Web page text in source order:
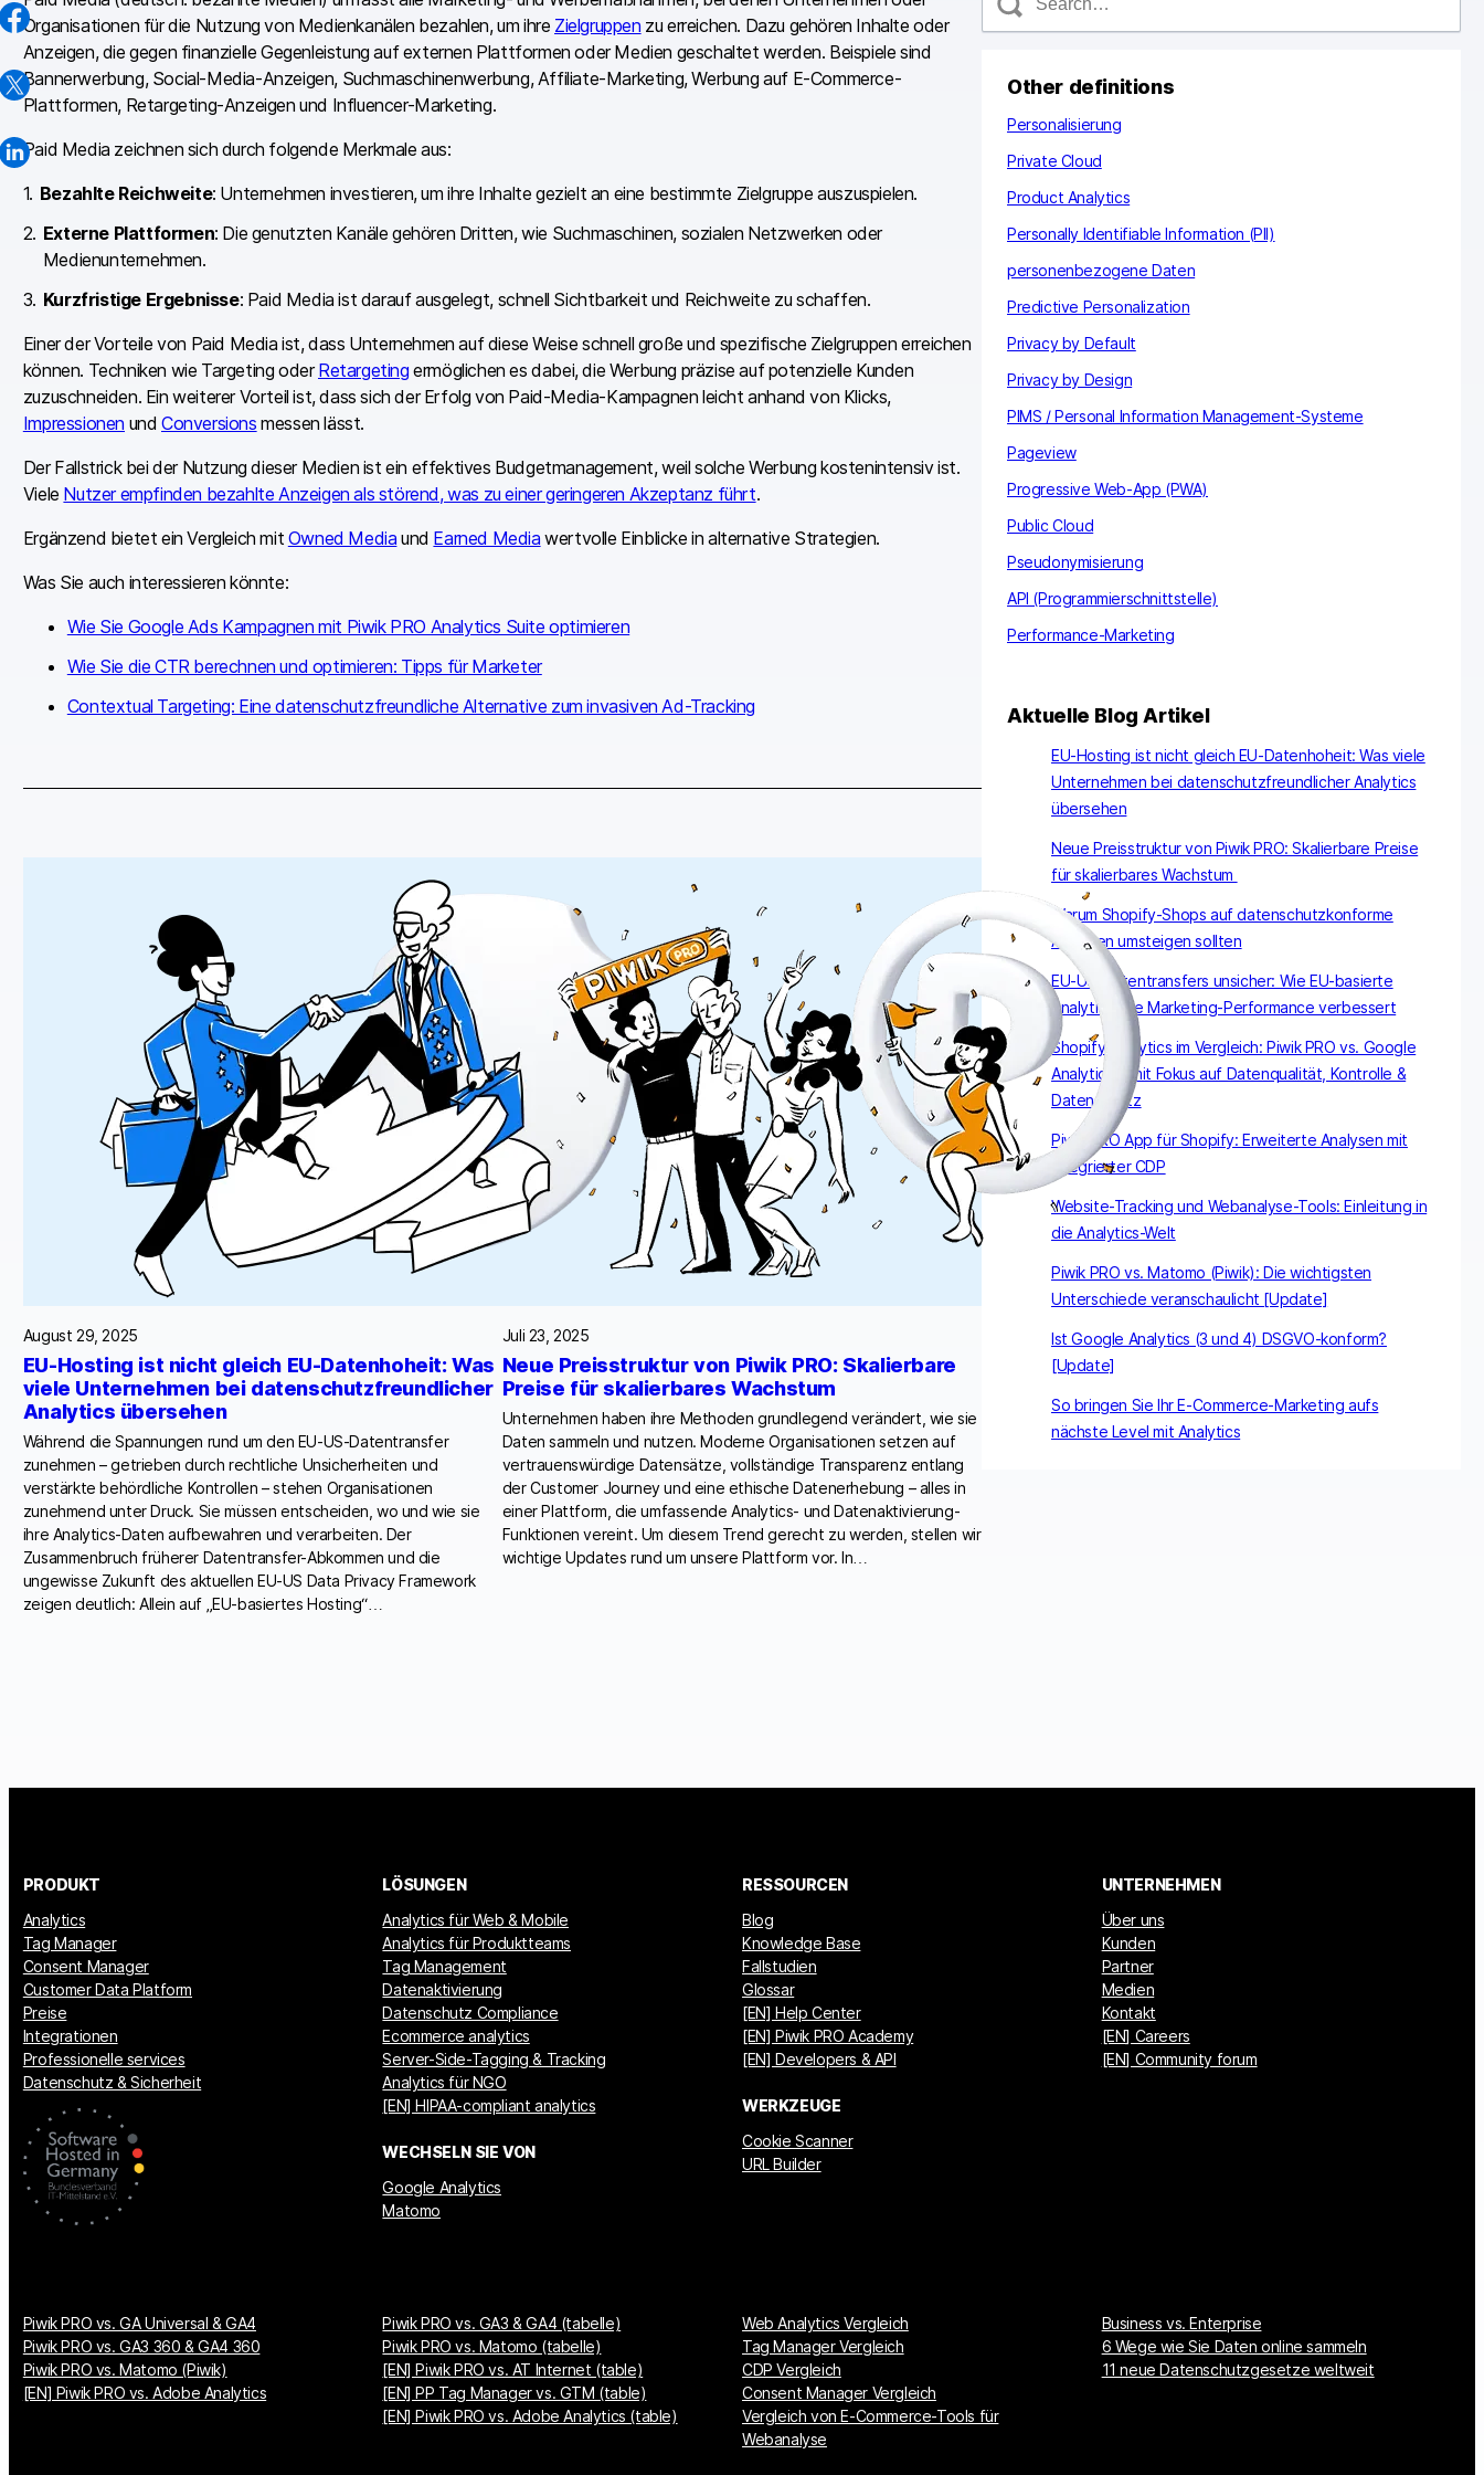
Organisationen für die Nutzung von Medienkanälen bezahlen, um ihre Zielgruppen zu erreichen. Dazu gehören Inhalte oder
Anzeigen, die gegen finanzielle Gegenleistung auf externen Plattformen oder Medien geschaltet werden. Beispiele sind
Bannerwerbung, Social-Media-Anzeigen, Suchmaschinenwerbung, Affiliate-Marketing, Werbung auf E-Commerce-
Plattformen, Retargeting-Anzeigen und Influencer-Marketing.
Paid Media zeichnen sich durch folgende Merkmale aus:
Bezahlte Reichweite: Unternehmen investieren, um ihre Inhalte gezielt an eine bestimmte Zielgruppe auszuspielen.
Externe Plattformen: Die genutzten Kanäle gehören Dritten, wie Suchmaschinen, sozialen Netzwerken oder
Medienunternehmen.
Kurzfristige Ergebnisse: Paid Media ist darauf ausgelegt, schnell Sichtbarkeit und Reichweite zu schaffen.
Einer der Vorteile von Paid Media ist, dass Unternehmen auf diese Weise schnell große und spezifische Zielgruppen erreichen
können. Techniken wie Targeting oderRetargeting ermöglichen es dabei, die Werbung präzise auf potenzielle Kunden
zuzuschneiden. Ein weiterer Vorteil ist, dass sich der Erfolg von Paid-Media-Kampagnen leicht anhand von Klicks,
Impressionen und Conversions messen lässt.
Der Fallstrick bei der Nutzung dieser Medien ist ein effektives Budgetmanagement, weil solche Werbung kostenintensiv ist.
Viele Nutzer empfinden bezahlte Anzeigen als störend, was zu einer geringeren Akzeptanz führt.
Ergänzend bietet ein Vergleich mit Owned Media und Earned Media wertvolle Einblicke in alternative Strategien.
Was Sie auch interessieren könnte:
Wie Sie Google Ads Kampagnen mit Piwik PRO Analytics Suite optimieren
Wie Sie die CTR berechnen und optimieren: Tipps für Marketer
Contextual Targeting: Eine datenschutzfreundliche Alternative zum invasiven Ad-Tracking
August 29, 2025
EU-Hosting ist nicht gleich EU-Datenhoheit: Was
viele Unternehmen bei datenschutzfreundlicher
Analytics übersehen
Während die Spannungen rund um den EU-US-Datentransfer
zunehmen – getrieben durch rechtliche Unsicherheiten und
verstärkte behördliche Kontrollen – stehen Organisationen
zunehmend unter Druck. Sie müssen entscheiden, wo und wie sie
ihre Analytics-Daten aufbewahren und verarbeiten. Der
Zusammenbruch früherer Datentransfer-Abkommen und die
ungewisse Zukunft des aktuellen EU-US Data Privacy Framework
zeigen deutlich: Allein auf „EU-basiertes Hosting“…
Juli 23, 2025
Neue Preisstruktur von Piwik PRO: Skalierbare
Preise für skalierbares Wachstum
Unternehmen haben ihre Methoden grundlegend verändert, wie sie
Daten sammeln und nutzen. Moderne Organisationen setzen auf
vertrauenswürdige Datensätze, vollständige Transparenz entlang
der Customer Journey und eine ethische Datenerhebung – alles in
einer Plattform, die umfassende Analytics- und Datenaktivierung-
Funktionen vereint. Um diesem Trend gerecht zu werden, stellen wir
wichtige Updates rund um unsere Plattform vor. In…
Other definitions
Personalisierung
Private Cloud
Product Analytics
Personally Identifiable Information (PII)
personenbezogene Daten
Predictive Personalization
Privacy by Default
Privacy by Design
PIMS / Personal Information Management-Systeme
Pageview
Progressive Web-App (PWA)
Public Cloud
Pseudonymisierung
API (Programmierschnittstelle)
Performance-Marketing
Aktuelle Blog Artikel
EU-Hosting ist nicht gleich EU-Datenhoheit: Was viele
Unternehmen bei datenschutzfreundlicher Analytics
übersehen
Neue Preisstruktur von Piwik PRO: Skalierbare Preise
für skalierbares Wachstum
Warum Shopify-Shops auf datenschutzkonforme
Analysen umsteigen sollten
EU-US-Datentransfers unsicher: Wie EU-basierte
Analytics Ihre Marketing-Performance verbessert
Shopify Analytics im Vergleich: Piwik PRO vs. Google
Analytics 4 mit Fokus auf Datenqualität, Kontrolle &
Datenschutz
Piwik PRO App für Shopify: Erweiterte Analysen mit
integrierter CDP
Website-Tracking und Webanalyse-Tools: Einleitung in
die Analytics-Welt
Piwik PRO vs. Matomo (Piwik): Die wichtigsten
Unterschiede veranschaulicht [Update]
Ist Google Analytics (3 und 4) DSGVO-konform?
[Update]
So bringen Sie Ihr E-Commerce-Marketing aufs
nächste Level mit Analytics
PRODUKT
Analytics
Tag Manager
Consent Manager
Customer Data Platform
Preise
Integrationen
Professionelle services
Datenschutz & Sicherheit
LÖSUNGEN
Analytics für Web & Mobile
Analytics für Produktteams
Tag Management
Datenaktivierung
Datenschutz Compliance
Ecommerce analytics
Server-Side-Tagging & Tracking
Analytics für NGO
[EN] HIPAA-compliant analytics
WECHSELN SIE VON
Google Analytics
Matomo
RESSOURCEN
Blog
Knowledge Base
Fallstudien
Glossar
[EN] Help Center
[EN] Piwik PRO Academy
[EN] Developers & API
WERKZEUGE
Cookie Scanner
URL Builder
UNTERNEHMEN
Über uns
Kunden
Partner
Medien
Kontakt
[EN] Careers
[EN] Community forum
Piwik PRO vs. GA Universal & GA4
Piwik PRO vs. GA3 360 & GA4 360
Piwik PRO vs. Matomo (Piwik)
[EN] Piwik PRO vs. Adobe Analytics
Piwik PRO vs. GA3 & GA4 (tabelle)
Piwik PRO vs. Matomo (tabelle)
[EN] Piwik PRO vs. AT Internet (table)
[EN] PP Tag Manager vs. GTM (table)
[EN] Piwik PRO vs. Adobe Analytics (table)
Web Analytics Vergleich
Tag Manager Vergleich
CDP Vergleich
Consent Manager Vergleich
Vergleich von E-Commerce-Tools für
Webanalyse
Business vs. Enterprise
6 Wege wie Sie Daten online sammeln
11 neue Datenschutzgesetze weltweit